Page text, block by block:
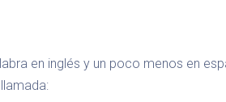
en inglés y un poco menos en